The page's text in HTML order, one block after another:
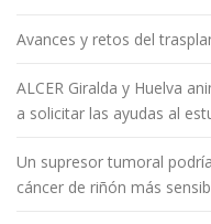
Avances y retos del
ALCER Giralda y Huelva
a solicitar las ayudas al
Un supresor tumoral
cáncer de riñón más